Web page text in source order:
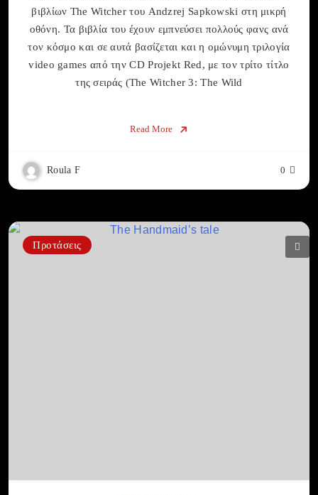
βιβλίων The Witcher του Andzrej Sapkowski στη μικρή
οθόνη. Τα βιβλία του έχουν εμπνεύσει πολλούς φανς ανά
τον κόσμο και σε αυτά βασίζεται και η ομώνυμη τριλογία
video games από την CD Projekt Red, με τον τρίτο τίτλο
της σειράς (The Witcher 3: The Wild
Read More
Roula F 0
Προτάσεις